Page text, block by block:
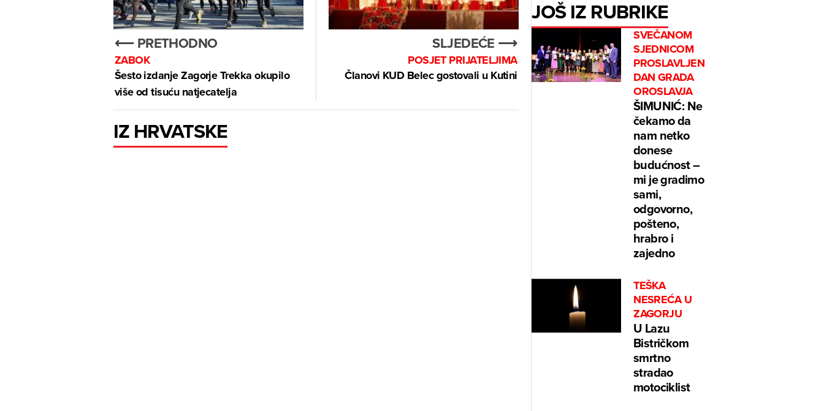
⟵ PRETHODNO
ZABOK
Šesto izdanje Zagorje Trekka okupilo
više od tisuću natjecatelja
SLJEDEĆE ⟶
POSJET PRIJATELJIMA
Članovi KUD Belec gostovali u Kutini
IZ HRVATSKE
JOŠ IZ RUBRIKE
SVEČANOM
SJEDNICOM
PROSLAVLJEN
DAN GRADA
OROSLAVJA
ŠIMUNIĆ: Ne
čekamo da
nam netko
donese
budućnost –
mi je gradimo
sami,
odgovorno,
pošteno,
hrabro i
zajedno
TEŠKA
NESREĆA U
ZAGORJU
U Lazu
Bistričkom
smrtno
stradao
motociklist